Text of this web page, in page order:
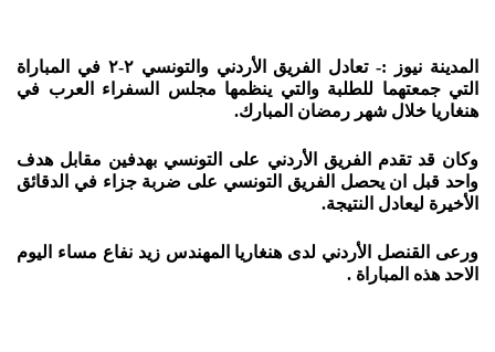
المدينة نيوز :- تعادل الفريق الأردني والتونسي ٢-٢ في المباراة
التي جمعتهما للطلبة والتي ينظمها مجلس السفراء العرب في
هنغاريا خلال شهر رمضان المبارك.
وكان قد تقدم الفريق الأردني على التونسي بهدفين مقابل هدف
واحد قبل ان يحصل الفريق التونسي على ضربة جزاء في الدقائق
الأخيرة ليعادل النتيجة.
ورعى القنصل الأردني لدى هنغاريا المهندس زيد نفاع مساء اليوم
الاحد هذه المباراة .